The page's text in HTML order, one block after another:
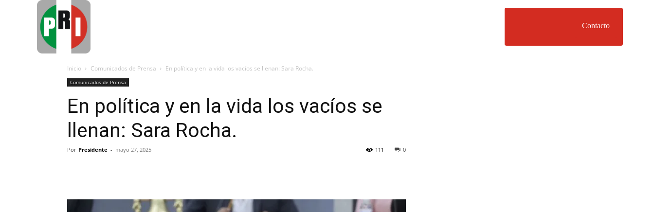
Contacto
Inicio Comunicados de Prensa En política y en la vida los vacíos se llenan: Sara Rocha.
Comunicados de Prensa
En política y en la vida los vacíos se
llenan: Sara Rocha.
Por Presidente - mayo 27, 2025 0
111